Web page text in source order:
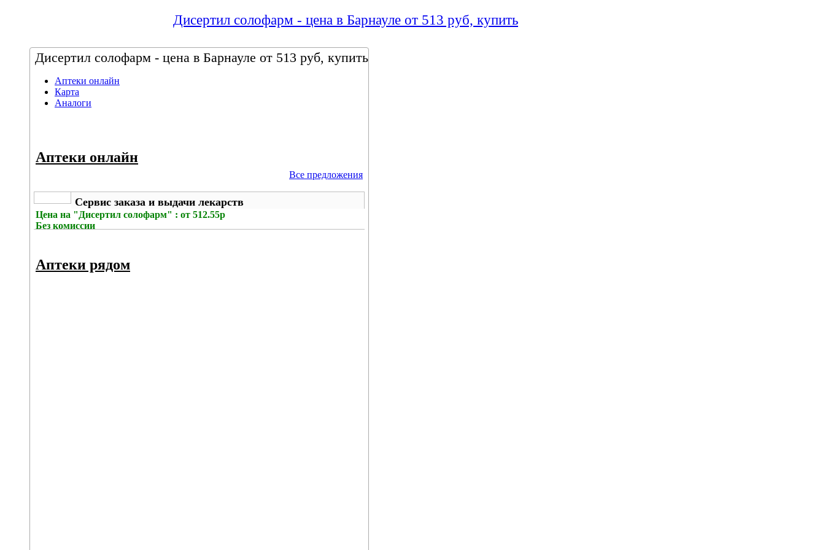
Дисертил солофарм - цена в Барнауле от 513 руб, купить
Дисертил солофарм - цена в Барнауле от 513 руб, купить
Аптеки онлайн
Карта
Аналоги
Аптеки онлайн
Все предложения
Сервис заказа и выдачи лекарств
Цена на "Дисертил солофарм" : от 512.55р
Без комиссии
Аптеки рядом